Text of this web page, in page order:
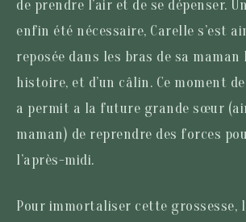
de prendre l’air et de se dépenser.
enfin été nécessaire, Carelle s’est
reposée dans les bras de sa maman
histoire, et d’un câlin. Ce moment
a permit a la future grande sœur
maman) de reprendre des forces
l’après-midi.
Pour immortaliser cette grossesse,